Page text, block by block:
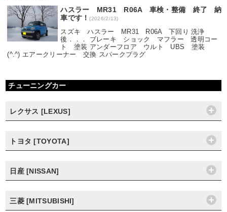
ハスラー MR31 R06A 車検・整備 終了 納
車です！(2026/2/13)
スズキ ハスラー MR31 R06A 下回り 洗浄
後．．． ブレーキ ショック マフラー 透明コー
ト 塗装 アンダーフロア ウルト UBS 塗装
(^.^) エアークリーナー 交換 スパークプラグ
チューニングカー
レクサス [LEXUS]
トヨタ [TOYOTA]
日産 [NISSAN]
三菱 [MITSUBISHI]